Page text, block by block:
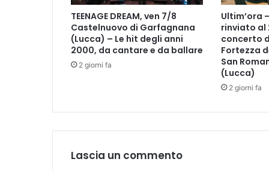
.
B
e
f
a
n
TEENAGE DREAM, ven 7/8
Castelnuovo di Garfagnana
(Lucca) – Le hit degli anni
2000, da cantare e da ballare
2 giorni fa
Ultim’ora
rinviato al
concerto
Fortezza
San
(Lucca)
2 giorni fa
Lascia un commento